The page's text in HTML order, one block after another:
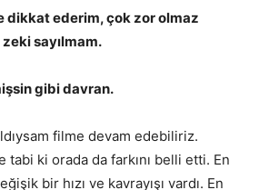
dikkat ederim, çok zor olmaz
sayılmam.
gibi davran.
filme devam edebiliriz.
ki orada da farkını belli etti. En
bir hızı ve kavrayışı vardı. En